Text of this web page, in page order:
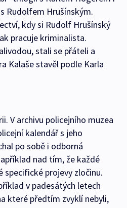
Rudolfem Hrušínským.
kdy si Rudolf Hrušínský
pracuje kriminalista.
stali se přáteli a
Kalaše stavěl podle Karla
V archivu policejního muzea
kalendář s jeho
po sobě i odborná
nad tím, že každé
specifické projevy zločinu.
v padesátých letech
které předtím zvyklí nebyli,